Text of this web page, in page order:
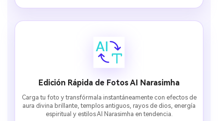
Edición Rápida de Fotos AI Narasimha
Carga tu foto y transfórmala instantáneamente con efectos de
aura divina brillante, templos antiguos, rayos de dios, energía
espiritual y estilos AI Narasimha en tendencia.